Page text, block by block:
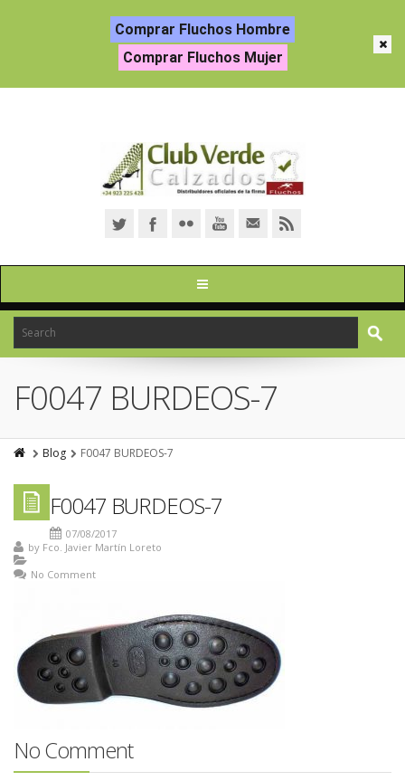
Comprar Fluchos Hombre
Comprar Fluchos Mujer
F0047 BURDEOS-7
Blog F0047 BURDEOS-7
F0047 BURDEOS-7
07/08/2017
by Fco. Javier Martín Loreto
No Comment
No Comment